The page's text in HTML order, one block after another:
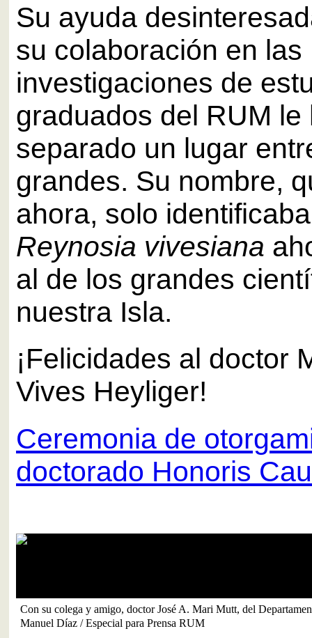
Su ayuda
su colaboración en las
investigaciones de
graduados del RUM le
separado un lugar
grandes. Su nombre,
ahora, solo
Reynosia vivesiana
al de los grandes
nuestra Isla.
¡Felicidades al doctor
Vives Heyliger!
Ceremonia de
doctorado Honoris
de Biología.
En el orden acostumbrado: